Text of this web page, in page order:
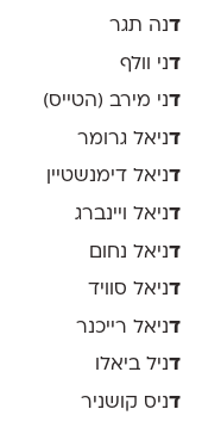
דנה תגר
דני וולף
דני מירב (הטייס)
דניאל גרומר
דניאל דימנשטיין
דניאל ויינברג
דניאל נחום
דניאל סוויד
דניאל רייכנר
דניל ביאלו
דניס קושניר